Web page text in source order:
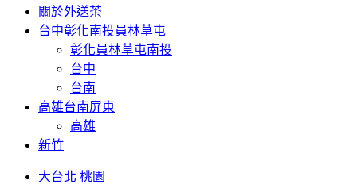
關於外送茶
台中彰化南投員林草屯
彰化員林草屯南投
台中
台南
高雄台南屏東
高雄
新竹
大台北 桃園